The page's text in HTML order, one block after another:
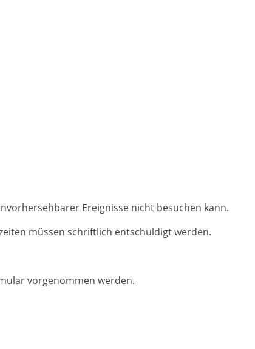
Ereignisse nicht besuchen kann.
müssen schriftlich entschuldigt werden.
vorgenommen werden.